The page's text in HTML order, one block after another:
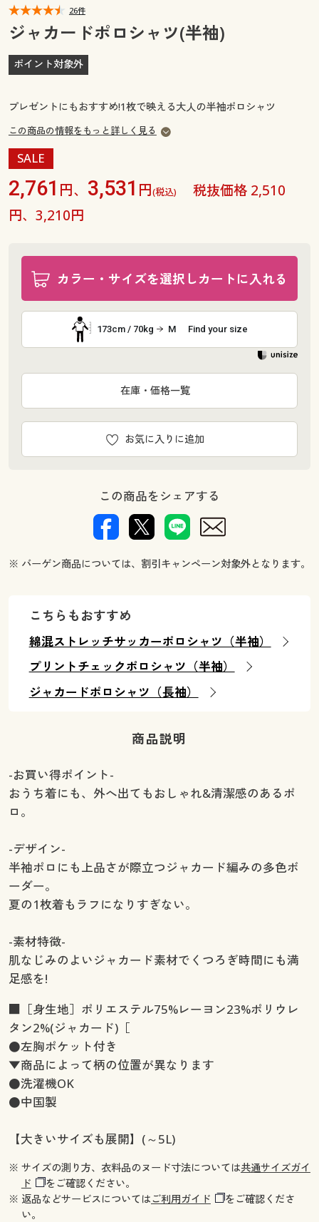
マイページ
閲覧履歴
サポート
ご利用ガイド
よくある質問とお問い合わせ
閲覧履歴
よくある質問とお問い合わせ
26件
ジャカードポロシャツ(半袖)
ポイント対象外
プレゼントにもおすすめ!1枚で映える大人の半袖ポロシャツ
この商品の情報をもっと詳しく見る
SALE
2,761 円、 3,531 円(税込)
税抜価格 2,510
円、3,210円
カラー・サイズを選択しカートに入れる
173cm / 70kg M Find your size
お気に入りに追加
在庫・価格一覧
この商品をシェアする
※ バーゲン商品については、割引キャンペーン対象外となります。
こちらもおすすめ
綿混ストレッチサッカーポロシャツ（半袖）
プリントチェックポロシャツ（半袖）
ジャカードポロシャツ（長袖）
商品説明
-お買い得ポイント-
おうち着にも、外へ出てもおしゃれ&清潔感のあるポ
ロ。
-デザイン-
半袖ポロにも上品さが際立つジャカード編みの多色ボ
ーダー。
夏の1枚着もラフになりすぎない。
-素材特徴-
肌なじみのよいジャカード素材でくつろぎ時間にも満
足感を!
■［身生地］ポリエステル75%レーヨン23%ポリウレ
タン2%(ジャカード)［
●左胸ポケット付き
▼商品によって柄の位置が異なります
●洗濯機OK
●中国製
【大きいサイズも展開】(～5L)
※ サイズの測り方、衣料品のヌード寸法については共通サイズガイ
ド
をご確認ください。
※ 返品などサービスについてはご利用ガイド
をご確認くださ
い。